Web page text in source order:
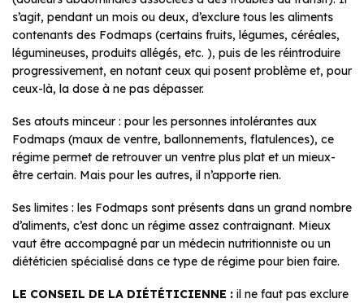
s’agit, pendant un mois ou deux, d’exclure tous les aliments
contenants des Fodmaps (certains fruits, légumes, céréales,
légumineuses, produits allégés, etc. ), puis de les réintroduire
progressivement, en notant ceux qui posent problème et, pour
ceux-là, la dose à ne pas dépasser.
Ses atouts minceur : pour les personnes intolérantes aux
Fodmaps (maux de ventre, ballonnements, flatulences), ce
régime permet de retrouver un ventre plus plat et un mieux-
être certain. Mais pour les autres, il n’apporte rien.
Ses limites : les Fodmaps sont présents dans un grand nombre
d’aliments, c’est donc un régime assez contraignant. Mieux
vaut être accompagné par un médecin nutritionniste ou un
diététicien spécialisé dans ce type de régime pour bien faire.
LE CONSEIL DE LA DIÉTÉTICIENNE : il ne faut pas exclure